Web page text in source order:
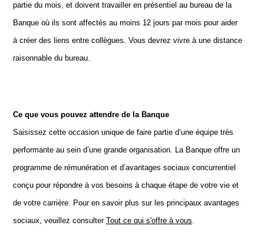
partie du mois, et doivent travailler en présentiel au bureau de la
Banque où ils sont affectés au moins 12 jours par mois pour aider
à créer des liens entre collègues. Vous devrez vivre à une distance
raisonnable du bureau.
Ce que vous pouvez attendre de la Banque
Saisissez cette occasion unique de faire partie d’une équipe très
performante au sein d’une grande organisation. La Banque offre un
programme de rémunération et d’avantages sociaux concurrentiel
conçu pour répondre à vos besoins à chaque étape de votre vie et
de votre carrière. Pour en savoir plus sur les principaux avantages
sociaux, veuillez consulter Tout ce qui s'offre à vous.